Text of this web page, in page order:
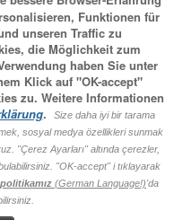
Funktionen für
unseren Traffic zu
die Möglichkeit zum
haben Sie unter
Klick auf "OK-accept"
zu. Weitere Informationen
.
Size daha iyi bir tarama
sosyal medya özellikleri sunmak
"Çerez Ayarları" altında çerezler,
"OK-accept" i tıklayarak
(German Language!)'da
Today